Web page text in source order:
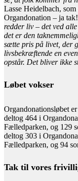
Lasse Heidelbach,
Organdonation – ja
redder liv – det ved
det er den
sætte pris på livet, der
livsbekræftende en
opstår. Det bliver ikke
Løbet vokser
Organdonationsløbet
deltog 464 i
Fælledparken, og 129
deltog 303 i
Fælledparken, og 94
Tak til vores